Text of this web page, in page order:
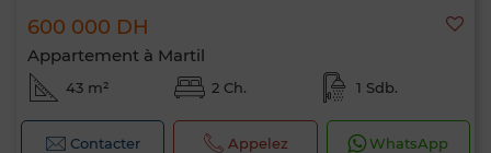
600 000 DH
Appartement à Martil
43 m² 2 Ch. 1 Sdb.
Contacter Appelez WhatsApp